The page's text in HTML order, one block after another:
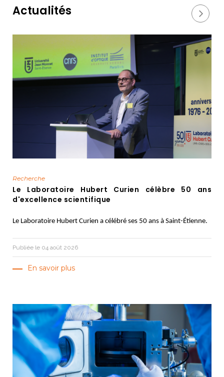
Actualités
Recherche
Le Laboratoire Hubert Curien célèbre 50 ans
d'excellence scientifique
Le Laboratoire Hubert Curien a célébré ses 50 ans à Saint-Étienne.
Publiée le 04 août 2026
En savoir plus